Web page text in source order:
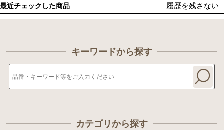
最近チェックした商品 履歴を残さない
キーワードから探す
カテゴリから探す